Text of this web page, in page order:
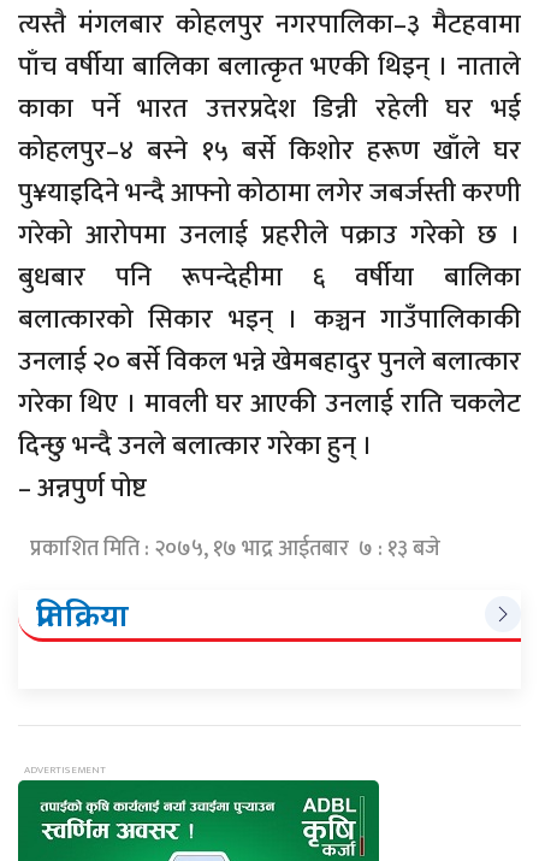
त्यस्तै मंगलबार कोहलपुर नगरपालिका–३ मैटहवामा
पाँच वर्षीया बालिका बलात्कृत भएकी थिइन् । नाताले
काका पर्ने भारत उत्तरप्रदेश डिन्नी रहेली घर भई
कोहलपुर–४ बस्ने १५ बर्से किशोर हरूण खाँले घर
पु¥याइदिने भन्दै आफ्नो कोठामा लगेर जबर्जस्ती करणी
गरेको आरोपमा उनलाई प्रहरीले पक्राउ गरेको छ ।
बुधबार पनि रूपन्देहीमा ६ वर्षीया बालिका
बलात्कारको सिकार भइन् । कञ्चन गाउँपालिकाकी
उनलाई २० बर्से विकल भन्ने खेमबहादुर पुनले बलात्कार
गरेका थिए । मावली घर आएकी उनलाई राति चकलेट
दिन्छु भन्दै उनले बलात्कार गरेका हुन् ।
– अन्नपुर्ण पोष्ट
प्रकाशित मिति : २०७५, १७ भाद्र आईतबार ७ : १३ बजे
प्रतिक्रिया